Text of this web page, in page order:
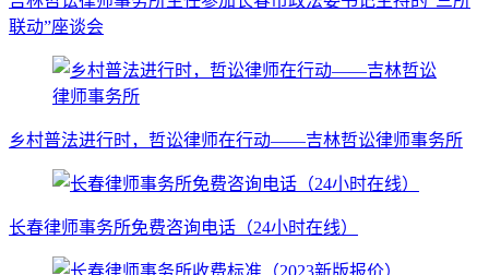
联动”座谈会
乡村普法进行时，哲讼律师在行动——吉林哲讼律师事务所
长春律师事务所免费咨询电话（24小时在线）